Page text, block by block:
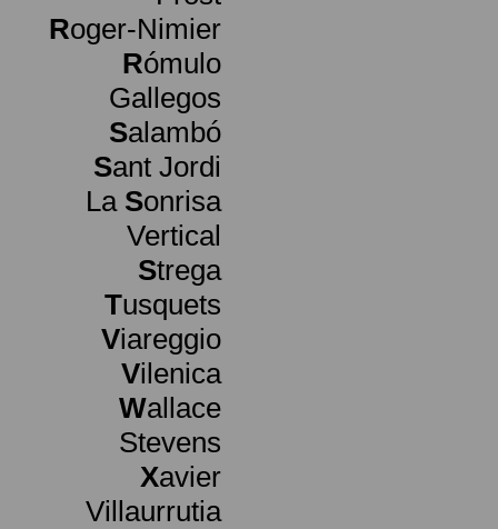
Roger-Nimier
Rómulo
Gallegos
Salambó
Sant Jordi
La Sonrisa
Vertical
Strega
Tusquets
Viareggio
Vilenica
Wallace
Stevens
Xavier
Villaurrutia